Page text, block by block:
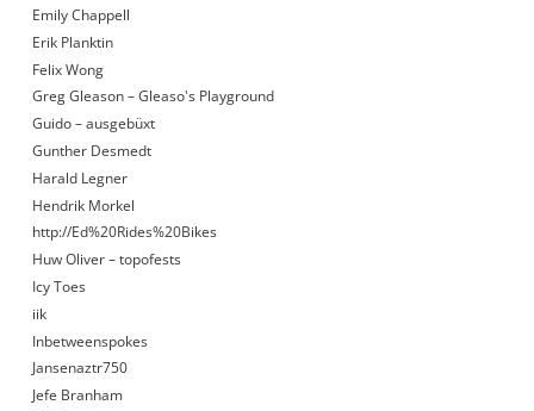
Emily Chappell
Erik Planktin
Felix Wong
Greg Gleason – Gleaso's Playground
Guido – ausgebüxt
Gunther Desmedt
Harald Legner
Hendrik Morkel
http://Ed%20Rides%20Bikes
Huw Oliver – topofests
Icy Toes
iik
Inbetweenspokes
Jansenaztr750
Jefe Branham